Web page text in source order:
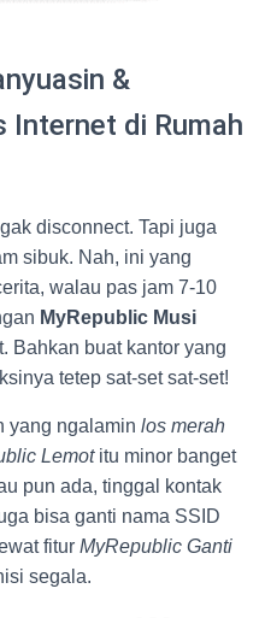
&
Internet di Rumah
disconnect. Tapi juga
sibuk. Nah, ini yang
walau pas jam 7-10
MyRepublic Musi
Bahkan buat kantor yang
tetep sat-set sat-set!
yang ngalamin los merah
Lemotitu minor banget
pun ada, tinggal kontak
bisa ganti nama SSID
fitur MyRepublic Ganti
segala.